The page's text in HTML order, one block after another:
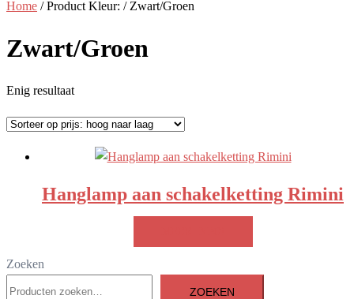
Home / Product Kleur: / Zwart/Groen
Zwart/Groen
Enig resultaat
Hanglamp aan schakelketting Rimini
Zoeken
ZOEKEN